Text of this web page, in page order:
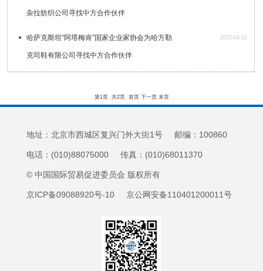
杂拉纺织公司寻找中方合作伙伴
哈萨克斯坦“阿塔梅肯”国家企业家协会为哈方勒
克司鞋有限公司寻找中方合作伙伴
2022-04-22
第1页 共2页 首页 下一页 末页
地址：北京市西城区复兴门外大街1号 邮编：100860
电话：(010)88075000 传真：(010)68011370
© 中国国际贸易促进委员会 版权所有
京ICP备09088920号-10 京公网安备110401200011号